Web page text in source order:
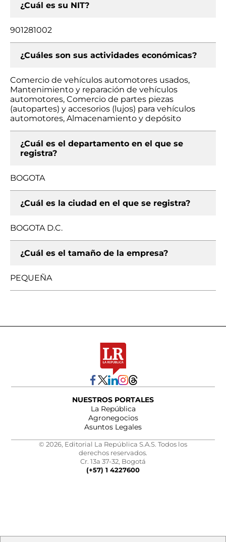
¿Cuál es su NIT?
901281002
¿Cuáles son sus actividades económicas?
Comercio de vehículos automotores usados,
Mantenimiento y reparación de vehículos
automotores, Comercio de partes piezas
(autopartes) y accesorios (lujos) para vehículos
automotores, Almacenamiento y depósito
¿Cuál es el departamento en el que se
registra?
BOGOTA
¿Cuál es la ciudad en el que se registra?
BOGOTA D.C.
¿Cuál es el tamaño de la empresa?
PEQUEÑA
NUESTROS PORTALES
La República
Agronegocios
Asuntos Legales
© 2026, Editorial La República S.A.S. Todos los
derechos reservados.
Cr. 13a 37-32, Bogotá
(+57) 1 4227600